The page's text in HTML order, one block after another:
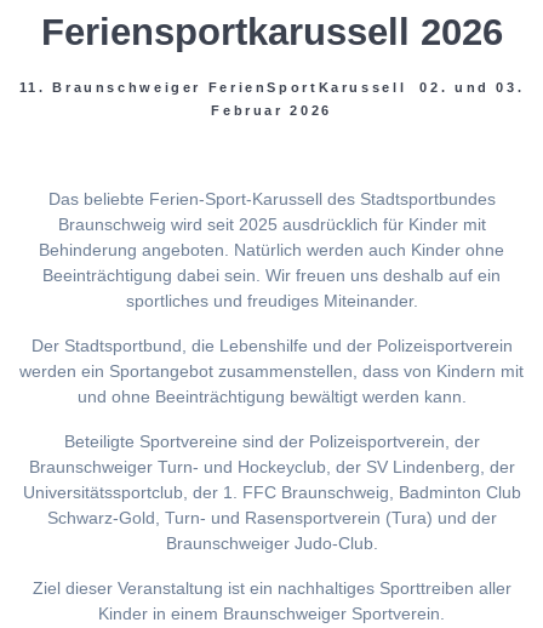
Feriensportkarussell 2026
11. Braunschweiger FerienSportKarussell 02. und 03.
Februar 2026
Das beliebte Ferien-Sport-Karussell des Stadtsportbundes
Braunschweig wird seit 2025 ausdrücklich für Kinder mit
Behinderung angeboten. Natürlich werden auch Kinder ohne
Beeinträchtigung dabei sein. Wir freuen uns deshalb auf ein
sportliches und freudiges Miteinander.
Der Stadtsportbund, die Lebenshilfe und der Polizeisportverein
werden ein Sportangebot zusammenstellen, dass von Kindern mit
und ohne Beeinträchtigung bewältigt werden kann.
Beteiligte Sportvereine sind der Polizeisportverein, der
Braunschweiger Turn- und Hockeyclub, der SV Lindenberg, der
Universitätssportclub, der 1. FFC Braunschweig, Badminton Club
Schwarz-Gold, Turn- und Rasensportverein (Tura) und der
Braunschweiger Judo-Club.
Ziel dieser Veranstaltung ist ein nachhaltiges Sporttreiben aller
Kinder in einem Braunschweiger Sportverein.